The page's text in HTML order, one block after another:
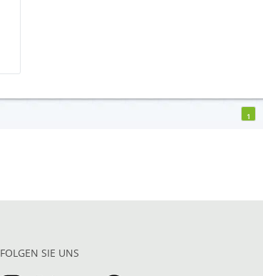
1
FOLGEN SIE UNS